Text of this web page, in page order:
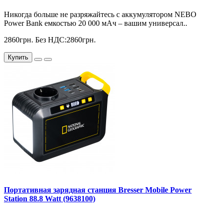
Никогда больше не разряжайтесь с аккумулятором NEBO
Power Bank емкостью 20 000 мАч – вашим универсал..
2860грн. Без НДС:2860грн.
Купить
Портативная зарядная станция Bresser Mobile Power
Station 88.8 Watt (9638100)